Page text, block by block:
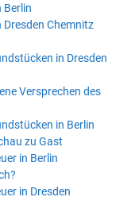
Berlin
Chemnitz
in Dresden
Versprechen des
in Berlin
zu Gast
in Berlin
in Dresden